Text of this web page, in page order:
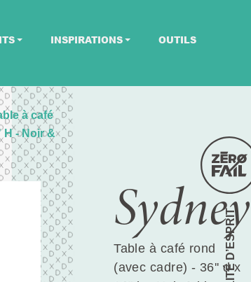
INSPIRATIONS OUTILS
à café
H - Noir &
Sydney
Table à café rond
(avec cadre) - 36'' d x